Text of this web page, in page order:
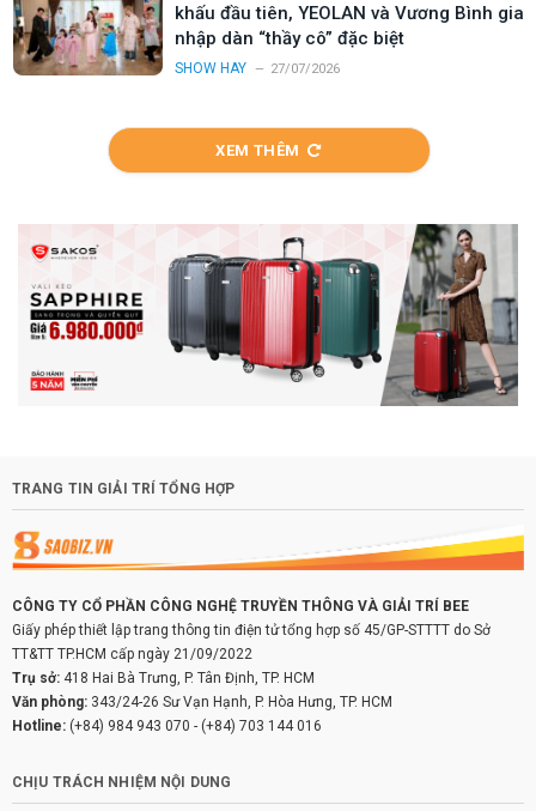
khấu đầu tiên, YEOLAN và Vương Bình gia
nhập dàn “thầy cô” đặc biệt
SHOW HAY 27/07/2026
XEM THÊM
TRANG TIN GIẢI TRÍ TỔNG HỢP
CÔNG TY CỔ PHẦN CÔNG NGHỆ TRUYỀN THÔNG VÀ GIẢI TRÍ BEE
Giấy phép thiết lập trang thông tin điện tử tổng hợp số 45/GP-STTTT do Sở
TT&TT TP.HCM cấp ngày 21/09/2022
Trụ sở: 418 Hai Bà Trưng, P. Tân Định, TP. HCM
Văn phòng: 343/24-26 Sư Vạn Hạnh, P. Hòa Hưng, TP. HCM
Hotline: (+84) 984 943 070 - (+84) 703 144 016
CHỊU TRÁCH NHIỆM NỘI DUNG